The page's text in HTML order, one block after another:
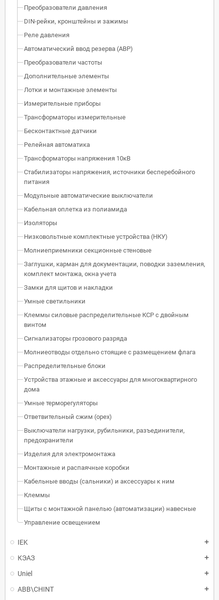
Преобразователи давления
DIN-рейки, кронштейны и зажимы
Реле давления
Автоматический ввод резерва (АВР)
Преобразователи частоты
Дополнительные элементы
Лотки и монтажные элементы
Измерительные приборы
Трансформаторы измерительные
Бесконтактные датчики
Релейная автоматика
Трансформаторы напряжения 10кВ
Стабилизаторы напряжения, источники бесперебойного
питания
Модульные автоматические выключатели
Кабельная оплетка из полиамида
Изоляторы
Низковольтные комплектные устройства (НКУ)
Молниеприемники секционные стеновые
Заглушки, карман для документации, поводки заземления,
комплект монтажа, окна учета
Замки для щитов и накладки
Умные светильники
Клеммы силовые распределительные КСР с двойным
винтом
Сигнализаторы грозового разряда
Молниеотводы отдельно стоящие с размещением флага
Распределительные блоки
Устройства этажные и аксессуары для многоквартирного
дома
Умные терморегуляторы
Ответвительный сжим (орех)
Выключатели нагрузки, рубильники, разъединители,
предохранители
Изделия для электромонтажа
Монтажные и распаячные коробки
Кабельные вводы (сальники) и аксессуары к ним
Клеммы
Щиты с монтажной панелью (автоматизации) навесные
Управление освещением
IEK
КЭАЗ
Uniel
ABB\CHINT